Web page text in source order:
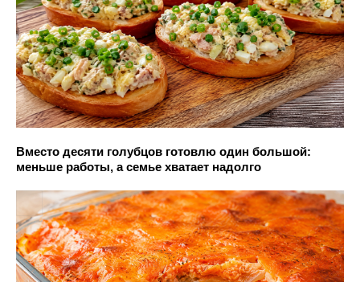
Вместо десяти голубцов готовлю один большой:
меньше работы, а семье хватает надолго